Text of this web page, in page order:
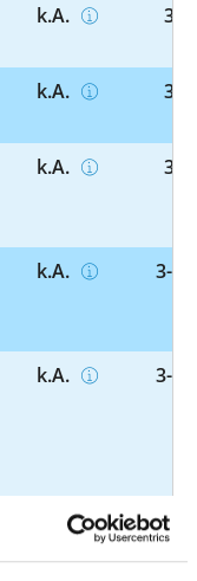
k.A. 3-
k.A. 3-
k.A. 3-
k.A. 3-
k.A. 3-